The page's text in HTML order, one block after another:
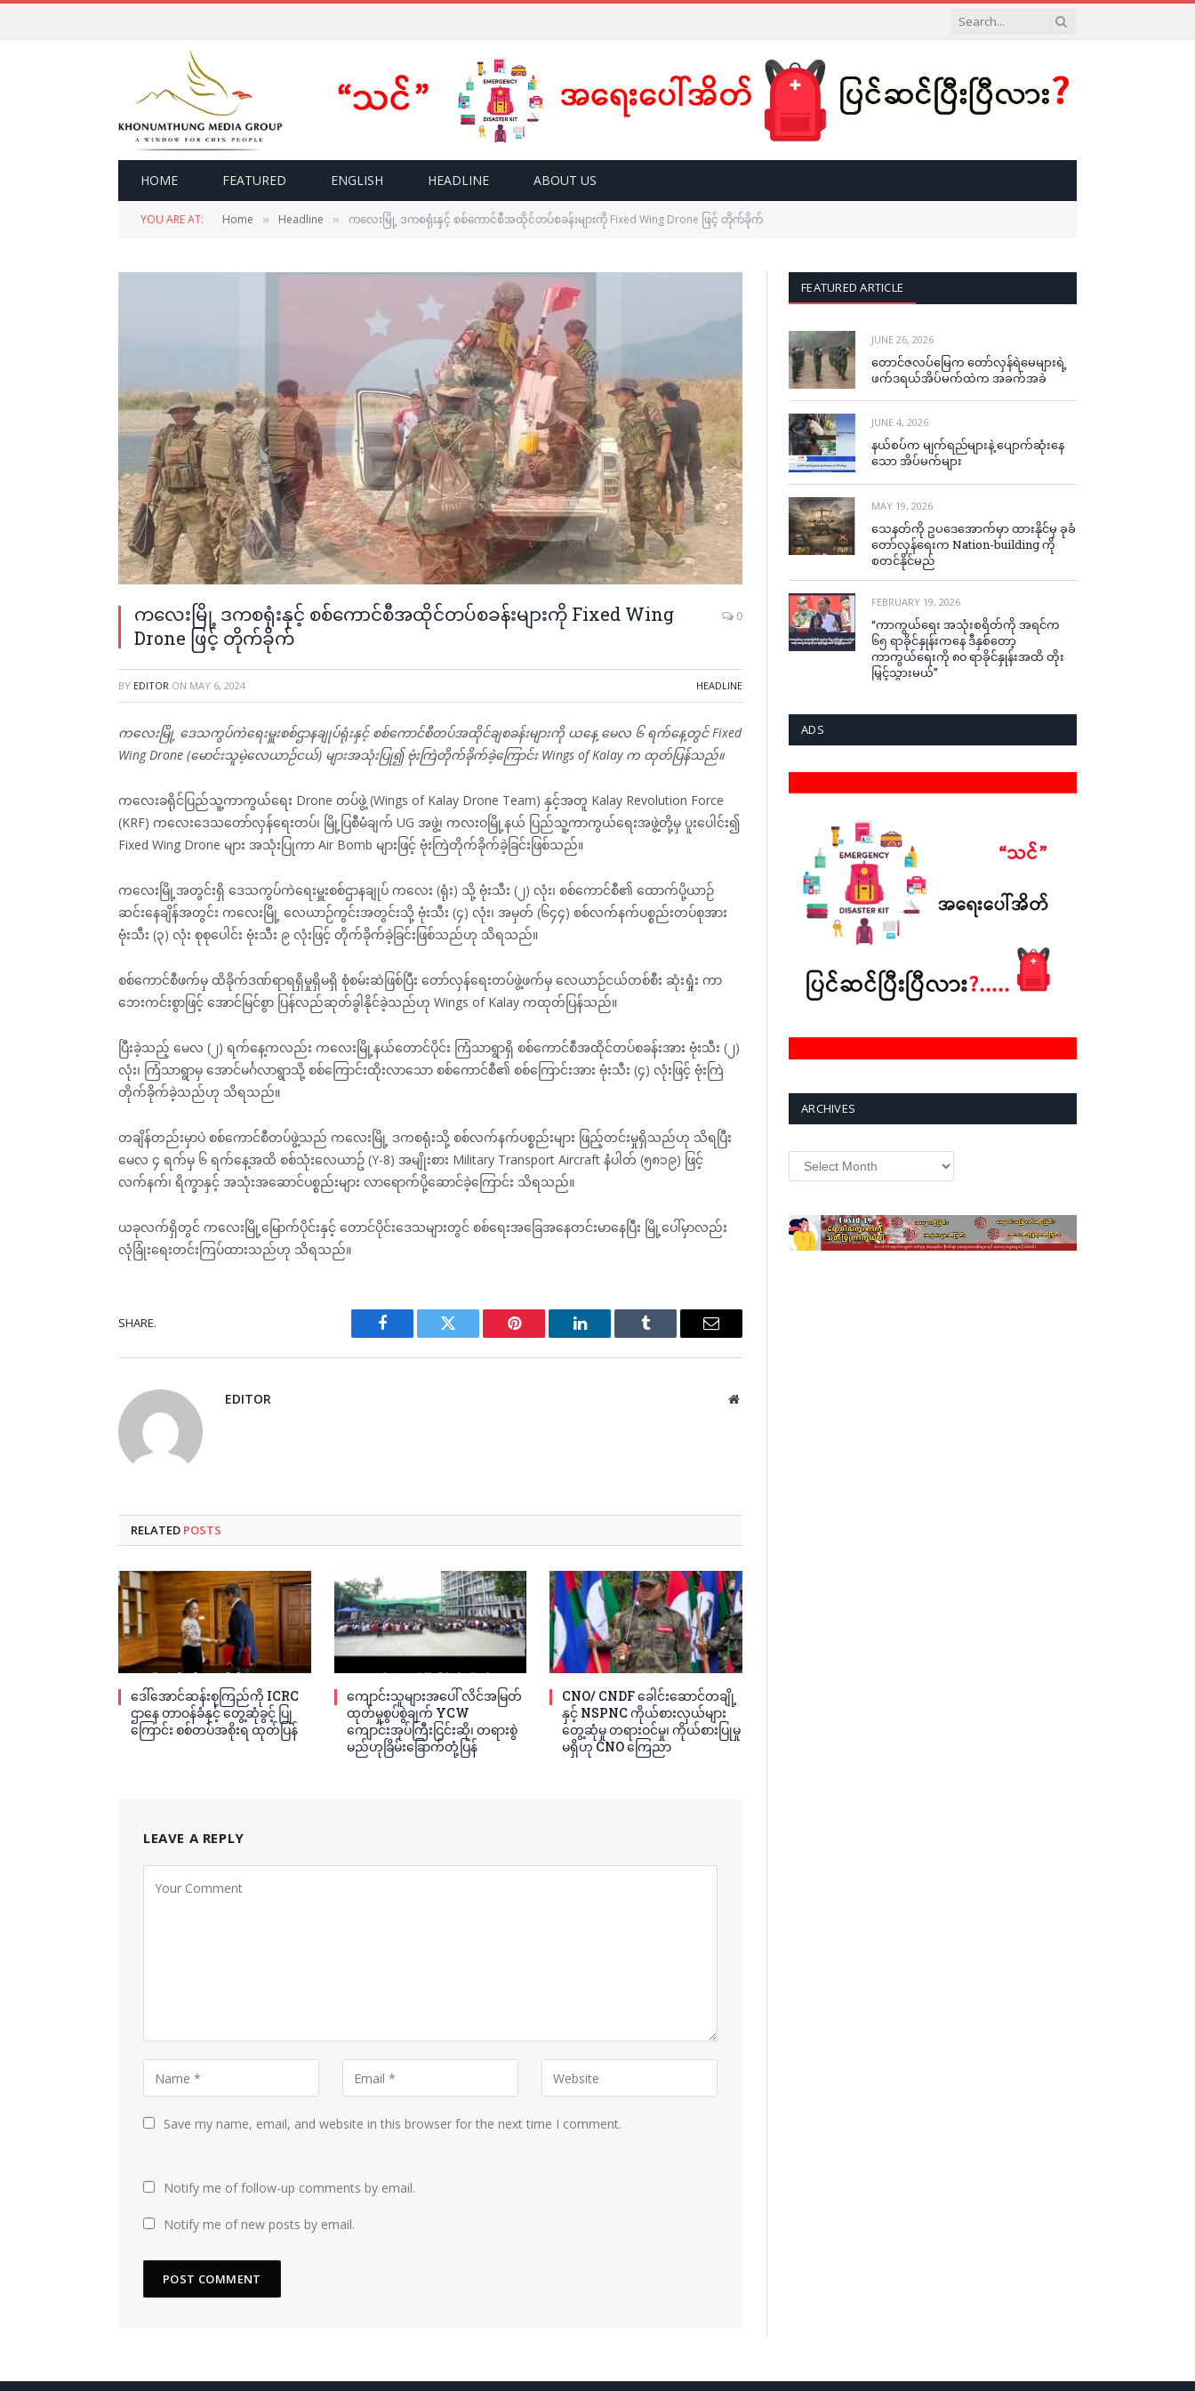
HOME FEATURED ENGLISH HEADLINE ABOUT US
YOU ARE AT: Home » Headline » ကလေးမြို့ ဒကစရုံးနှင့် စစ်ကောင်စီအထိုင်တပ်စခန်းများကို Fixed Wing Drone ဖြင့် တိုက်ခိုက်
ကလေးမြို့ ဒကစရုံးနှင့် စစ်ကောင်စီအထိုင်တပ်စခန်းများကို Fixed Wing
Drone ဖြင့် တိုက်ခိုက်
0
BY EDITOR ON MAY 6, 2024 HEADLINE
ကလေးမြို့ ဒေသကွပ်ကဲရေးမှူးစစ်ဌာနချုပ်ရုံးနှင့် စစ်ကောင်စီတပ်အထိုင်ချစခန်းများကို ယနေ့ မေလ ၆ ရက်နေ့တွင် Fixed
Wing Drone (မောင်းသူမဲ့လေယာဉ်ငယ်) များအသုံးပြု၍ ဗုံးကြဲတိုက်ခိုက်ခဲ့ကြောင်း Wings of Kalay က ထုတ်ပြန်သည်။
ကလေးခရိုင်ပြည်သူ့ကာကွယ်ရေး Drone တပ်ဖွဲ့ (Wings of Kalay Drone Team) နှင့်အတူ Kalay Revolution Force
(KRF) ကလေးဒေသတော်လှန်ရေးတပ်၊ မြို့ပြစီမံချက် UG အဖွဲ့၊ ကလးဝမြို့နယ် ပြည်သူ့ကာကွယ်ရေးအဖွဲ့တို့မှ ပူးပေါင်း၍
Fixed Wing Drone များ အသုံးပြုကာ Air Bomb များဖြင့် ဗုံးကြဲတိုက်ခိုက်ခဲ့ခြင်းဖြစ်သည်။
ကလေးမြို့အတွင်းရှိ ဒေသကွပ်ကဲရေးမှူးစစ်ဌာနချုပ် ကလေး (ရုံး) သို့ ဗုံးသီး (၂) လုံး၊ စစ်ကောင်စီ၏ ထောက်ပို့ယာဉ်
ဆင်းနေချိန်အတွင်း ကလေးမြို့ လေယာဉ်ကွင်းအတွင်းသို့ ဗုံးသီး (၄) လုံး၊ အမှတ် (၆၄၄) စစ်လက်နက်ပစ္စည်းတပ်စုအား
ဗုံးသီး (၃) လုံး စုစုပေါင်း ဗုံးသီး ၉ လုံးဖြင့် တိုက်ခိုက်ခဲ့ခြင်းဖြစ်သည်ဟု သိရသည်။
စစ်ကောင်စီဖက်မှ ထိခိုက်ဒဏ်ရာရရှိမှုရှိမရှိ စုံစမ်းဆဲဖြစ်ပြီး တော်လှန်ရေးတပ်ဖွဲ့ဖက်မှ လေယာဉ်ငယ်တစ်စီး ဆုံးရှုံး ကာ
ဘေးကင်းစွာဖြင့် အောင်မြင်စွာ ပြန်လည်ဆုတ်ခွါနိုင်ခဲ့သည်ဟု Wings of Kalay ကထုတ်ပြန်သည်။
ပြီးခဲ့သည့် မေလ (၂) ရက်နေ့ကလည်း ကလေးမြို့နယ်တောင်ပိုင်း ကြံသာရွာရှိ စစ်ကောင်စီအထိုင်တပ်စခန်းအား ဗုံးသီး (၂)
လုံး၊ ကြံသာရွာမှ အောင်မင်္ဂလာရွာသို့ စစ်ကြောင်းထိုးလာသော စစ်ကောင်စီ၏ စစ်ကြောင်းအား ဗုံးသီး (၄) လုံးဖြင့် ဗုံးကြဲ
တိုက်ခိုက်ခဲ့သည်ဟု သိရသည်။
တချိန်တည်းမှာပဲ စစ်ကောင်စီတပ်ဖွဲ့သည် ကလေးမြို့ ဒကစရုံးသို့ စစ်လက်နက်ပစ္စည်းများ ဖြည့်တင်းမှုရှိသည်ဟု သိရပြီး
မေလ ၄ ရက်မှ ၆ ရက်နေ့အထိ စစ်သုံးလေယာဥ် (Y-8) အမျိုးစား Military Transport Aircraft နံပါတ် (၅၈၁၉) ဖြင့်
လက်နက်၊ ရိက္ခာနှင့် အသုံးအဆောင်ပစ္စည်းများ လာရောက်ပို့ဆောင်ခဲ့ကြောင်း သိရသည်။
ယခုလက်ရှိတွင် ကလေးမြို့မြောက်ပိုင်းနှင့် တောင်ပိုင်းဒေသများတွင် စစ်ရေးအခြေအနေတင်းမာနေပြီး မြို့ပေါ်မှာလည်း
လုံခြုံးရေးတင်းကြပ်ထားသည်ဟု သိရသည်။
SHARE.
Facebook Twitter Pinterest LinkedIn Tumblr Email
EDITOR Website
RELATED POSTS
ဒေါ်အောင်ဆန်းစုကြည်ကို ICRC
ဌာနေ တာဝန်ခံနှင့် တွေ့ဆုံခွင့် ပြု
ကြောင်း စစ်တပ်အစိုးရ ထုတ်ပြန်
ကျောင်းသူများအပေါ် လိင်အမြတ်
ထုတ်မှုစွပ်စွဲချက် YCW
ကျောင်းအုပ်ကြီးငြင်းဆို၊ တရားစွဲ
မည်ဟုခြိမ်းခြောက်တုံ့ပြန်
CNO/ CNDF ခေါင်းဆောင်တချို့
နှင့် NSPNC ကိုယ်စားလှယ်များ
တွေ့ဆုံမှု တရားဝင်မှု၊ ကိုယ်စားပြုမှု
မရှိဟု CNO ကြေညာ
LEAVE A REPLY
Save my name, email, and website in this browser for the next time I comment.
Notify me of follow-up comments by email.
Notify me of new posts by email.
FEATURED ARTICLE
JUNE 26, 2026
တောင်ဇလပ်မြေက တော်လှန်ရဲမေများရဲ့
ဖက်ဒရယ်အိပ်မက်ထဲက အခက်အခဲ
JUNE 4, 2026
နယ်စပ်က မျက်ရည်များနဲ့ ပျောက်ဆုံးနေ
သော အိပ်မက်များ
MAY 19, 2026
သေနတ်ကို ဥပဒေအောက်မှာ ထားနိုင်မှ ခုခံ
တော်လှန်ရေးက Nation-building ကို
စတင်နိုင်မည်
FEBRUARY 19, 2026
“ကာကွယ်ရေး အသုံးစရိတ်ကို အရင်က
၆၅ ရာခိုင်နှုန်းကနေ ဒီနှစ်တော့
ကာကွယ်ရေးကို ၈၀ ရာခိုင်နှုန်းအထိ တိုး
မြှင့်သွားမယ်”
ADS
ARCHIVES
Archives